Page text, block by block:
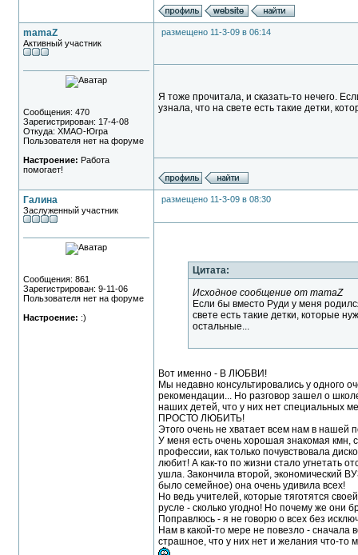
mamaZ
Активный участник
Сообщения: 470
Зарегистрирован: 17-4-08
Откуда: ХМАО-Югра
Пользователя нет на форуме
Настроение: Работа
помогает!
размещено 11-3-09 в 06:14
Я тоже прочитала, и сказать-то нечего.
узнала, что на свете есть такие детки,
Галина
Заслуженный участник
Сообщения: 861
Зарегистрирован: 9-11-06
Пользователя нет на форуме
Настроение: :)
размещено 11-3-09 в 08:30
Цитата:
Исходное сообщение от mamaZ
Если бы вместо Руди у меня
свете есть такие детки, которые
остальные...
Вот именно - В ЛЮБВИ!
Мы недавно консультировались у одного
рекомендации... Но разговор зашел о
наших детей, что у них нет специальных
ПРОСТО ЛЮБИТЬ!
Этого очень не хватает всем нам в нашей
У меня есть очень хорошая знакомая кмн,
профессии, как только почувствовала
любит! А как-то по жизни стало угнетать
ушла. Закончила второй, экономический
было семейное) она очень удивила всех!
Но ведь учителей, которые тяготятся
русле - сколько угодно! Но почему же они
Поправлюсь - я не говорю о всех без
Нам в какой-то мере не повезло - сначала
страшное, что у них нет и желания что-то